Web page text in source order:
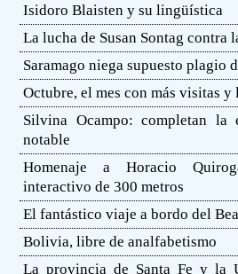
Isidoro Blaisten y su lingüística
La lucha de Susan Sontag contra
Saramago niega supuesto plagio
Octubre, el mes con más visitas y
Silvina Ocampo: completan la
notable
Homenaje a Horacio
interactivo de 300 metros
El fantástico viaje a bordo del
Bolivia, libre de analfabetismo
La provincia de Santa Fe y la